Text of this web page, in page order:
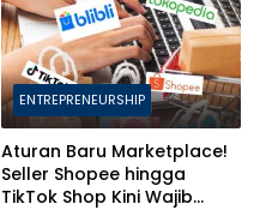
ENTREPRENEURSHIP
Aturan Baru Marketplace!
Seller Shopee hingga
TikTok Shop Kini Wajib